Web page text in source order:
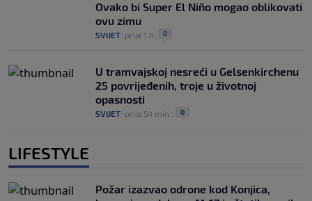
Ovako bi Super El Niño mogao oblikovati
ovu zimu
SVIJET prije 1 h 0
U tramvajskoj nesreći u Gelsenkirchenu
25 povrijeđenih, troje u životnoj
opasnosti
SVIJET prije 54 min. 0
LIFESTYLE
Požar izazvao odrone kod Konjica,